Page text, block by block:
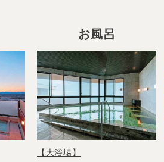
お風呂
【大浴場】